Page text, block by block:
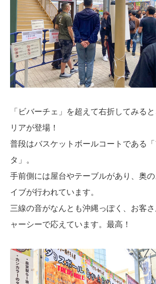
「ビバーチェ」を超えて右折してみる
リアが登場！
普段はバスケットボールコートである
タ」。
手前側には屋台やテーブルがあり、奥
イブが行われています。
三線の音がなんとも沖縄っぽく、お客
ャーシーで応えています。最高！